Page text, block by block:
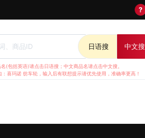
?
、商品ID 日语搜 中文搜
(包括英语)请点击日语搜；中文商品名请点击中文搜。
喜玛诺 纺车轮，输入后有联想提示请优先使用，准确率更高！